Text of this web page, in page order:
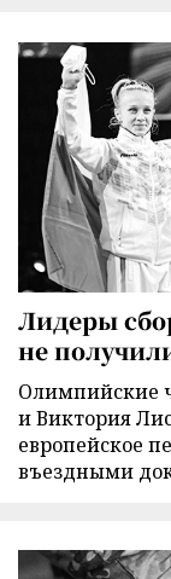
Лидеры
не
Олимпийские
и Виктория
европейское
въездными